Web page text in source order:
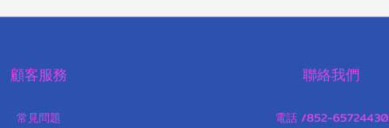
顧客服務
常見問題
聯絡我們
電話 /852-65724430